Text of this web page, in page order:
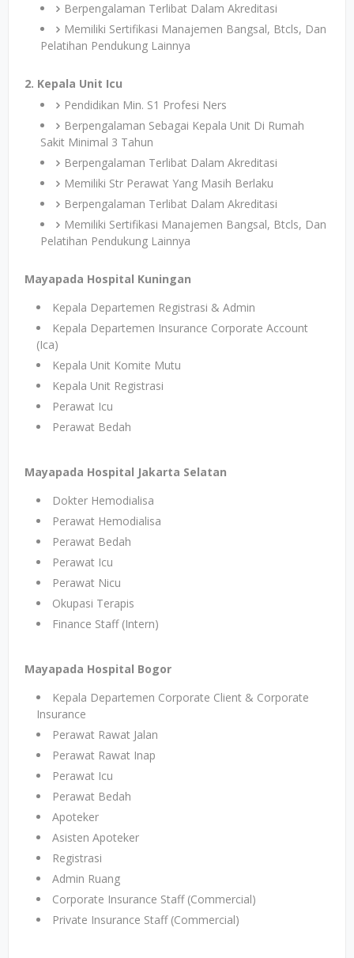
Berpengalaman Terlibat Dalam Akreditasi
Memiliki Sertifikasi Manajemen Bangsal, Btcls, Dan
Pelatihan Pendukung Lainnya
2. Kepala Unit Icu
Pendidikan Min. S1 Profesi Ners
Berpengalaman Sebagai Kepala Unit Di Rumah
Sakit Minimal 3 Tahun
Berpengalaman Terlibat Dalam Akreditasi
Memiliki Str Perawat Yang Masih Berlaku
Berpengalaman Terlibat Dalam Akreditasi
Memiliki Sertifikasi Manajemen Bangsal, Btcls, Dan
Pelatihan Pendukung Lainnya
Mayapada Hospital Kuningan
Kepala Departemen Registrasi & Admin
Kepala Departemen Insurance Corporate Account
(Ica)
Kepala Unit Komite Mutu
Kepala Unit Registrasi
Perawat Icu
Perawat Bedah
Mayapada Hospital Jakarta Selatan
Dokter Hemodialisa
Perawat Hemodialisa
Perawat Bedah
Perawat Icu
Perawat Nicu
Okupasi Terapis
Finance Staff (Intern)
Mayapada Hospital Bogor
Kepala Departemen Corporate Client & Corporate
Insurance
Perawat Rawat Jalan
Perawat Rawat Inap
Perawat Icu
Perawat Bedah
Apoteker
Asisten Apoteker
Registrasi
Admin Ruang
Corporate Insurance Staff (Commercial)
Private Insurance Staff (Commercial)